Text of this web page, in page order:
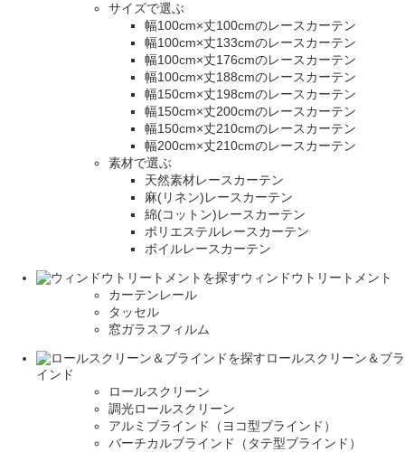
サイズで選ぶ
幅100cm×丈100cmのレースカーテン
幅100cm×丈133cmのレースカーテン
幅100cm×丈176cmのレースカーテン
幅100cm×丈188cmのレースカーテン
幅150cm×丈198cmのレースカーテン
幅150cm×丈200cmのレースカーテン
幅150cm×丈210cmのレースカーテン
幅200cm×丈210cmのレースカーテン
素材で選ぶ
天然素材レースカーテン
麻(リネン)レースカーテン
綿(コットン)レースカーテン
ポリエステルレースカーテン
ボイルレースカーテン
ウィンドウトリートメント
カーテンレール
タッセル
窓ガラスフィルム
ロールスクリーン＆ブラ
インド
ロールスクリーン
調光ロールスクリーン
アルミブラインド（ヨコ型ブラインド）
バーチカルブラインド（タテ型ブラインド）